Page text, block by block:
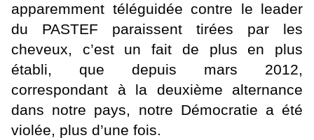
apparemment téléguidée contre le leader
du PASTEF paraissent tirées par les
cheveux, c’est un fait de plus en plus
établi, que depuis mars 2012,
correspondant à la deuxième alternance
dans notre pays, notre Démocratie a été
violée, plus d’une fois.